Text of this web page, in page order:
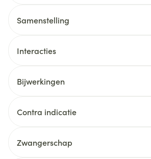
Samenstelling
Interacties
Bijwerkingen
Contra indicatie
Zwangerschap